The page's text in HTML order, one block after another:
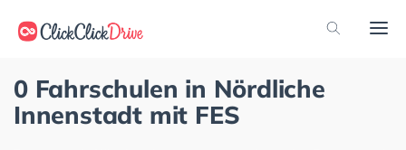
0 Fahrschulen in Nördliche
Innenstadt mit FES